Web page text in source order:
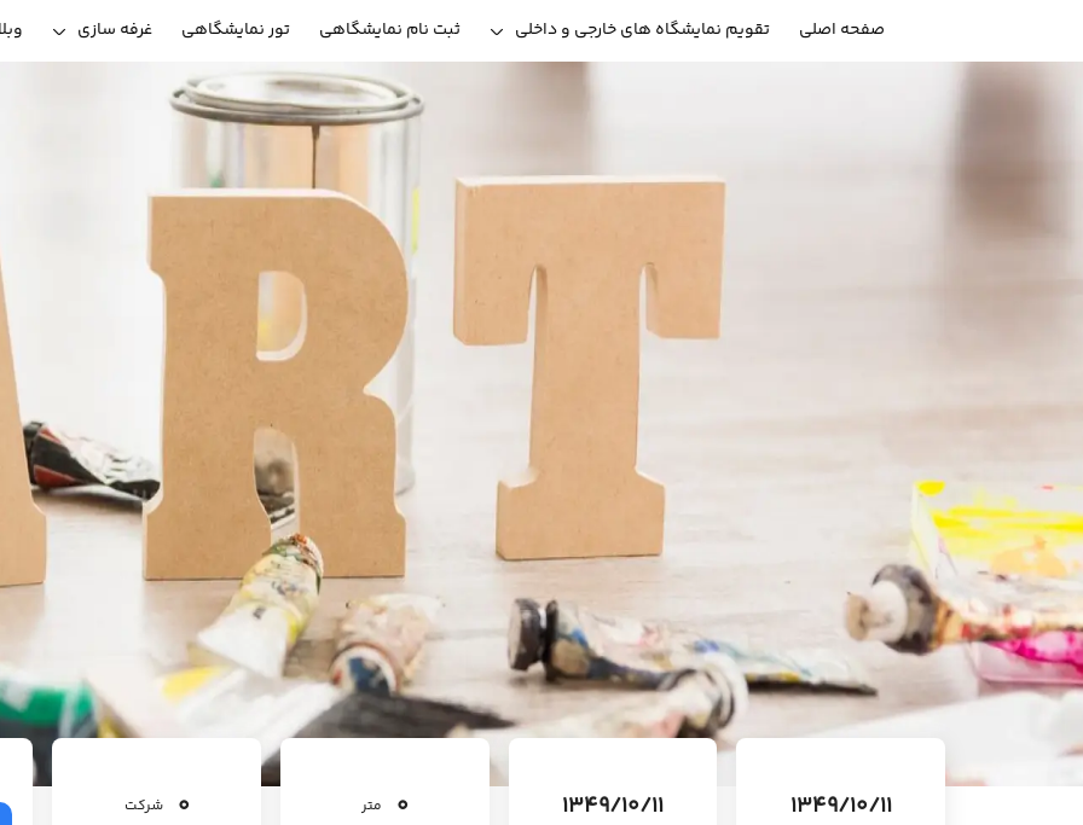
صفحه اصلی تقویم نمایشگاه های خارجی و داخلی ثبت نام نمایشگاهی تور نمایشگاهی غرفه سازی
1349/10/11
1349/10/11
0 متر 0 شرکت